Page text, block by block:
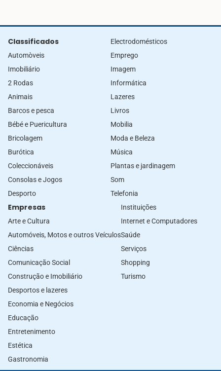
Classificados
Automòveis
Imobiliário
2 Rodas
Animais
Barcos e pesca
Bébé e Puericultura
Bricolagem
Burótica
Coleccionáveis
Consolas e Jogos
Desporto
Electrodomésticos
Emprego
Imagem
Informática
Lazeres
Livros
Mobilia
Moda e Beleza
Música
Plantas e jardinagem
Som
Telefonia
Empresas
Arte e Cultura
Automóveis, Motos e outros Veículos
Ciências
Comunicação Social
Construção e Imobiliário
Desportos e lazeres
Economia e Negócios
Educação
Entretenimento
Estética
Gastronomia
Instituições
Internet e Computadores
Saúde
Serviços
Shopping
Turismo